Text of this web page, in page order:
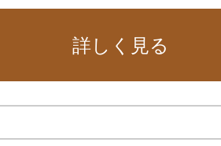
京都の市バス・地下鉄
琵琶湖疏水」の魅力創
詳しく見る